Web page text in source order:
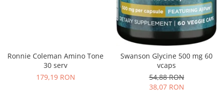
Ronnie Coleman Amino Tone
30 serv
179,19 RON
Swanson Glycine 500 mg 60
vcaps
54,88 RON
38,07 RON